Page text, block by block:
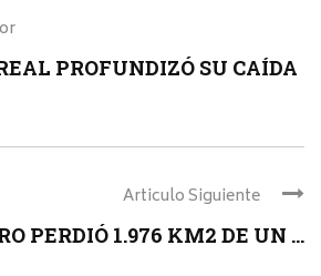
PROFUNDIZÓ SU CAÍDA
Articulo Siguiente
PERDIÓ 1.976 KM2 DE UN ...